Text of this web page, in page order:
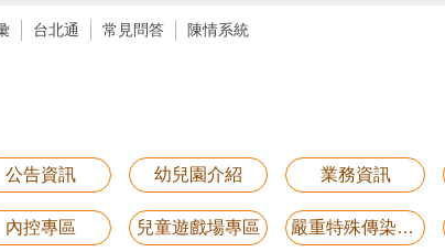
台北通 常見問答 陳情系統
公告資訊 幼兒園介紹 業務資訊
內控專區 兒童遊戲場專區 嚴重特殊傳染性肺炎防疫專區